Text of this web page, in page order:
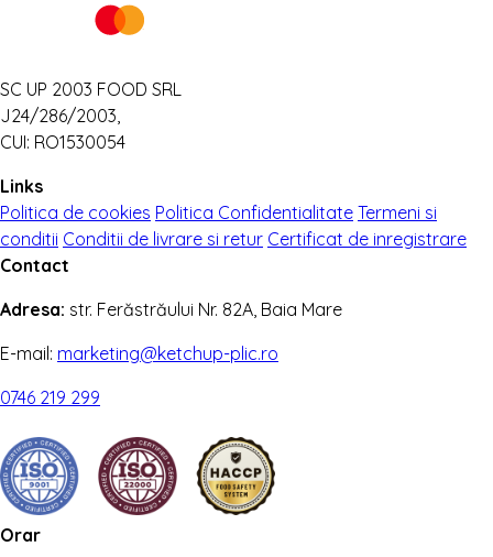
SC UP 2003 FOOD SRL
J24/286/2003,
CUI: RO1530054
Links
Politica de cookies Politica Confidentialitate Termeni si
conditii Conditii de livrare si retur Certificat de inregistrare
Contact
Adresa: str. Ferăstrăului Nr. 82A, Baia Mare
E-mail: marketing@ketchup-plic.ro
0746 219 299
Orar